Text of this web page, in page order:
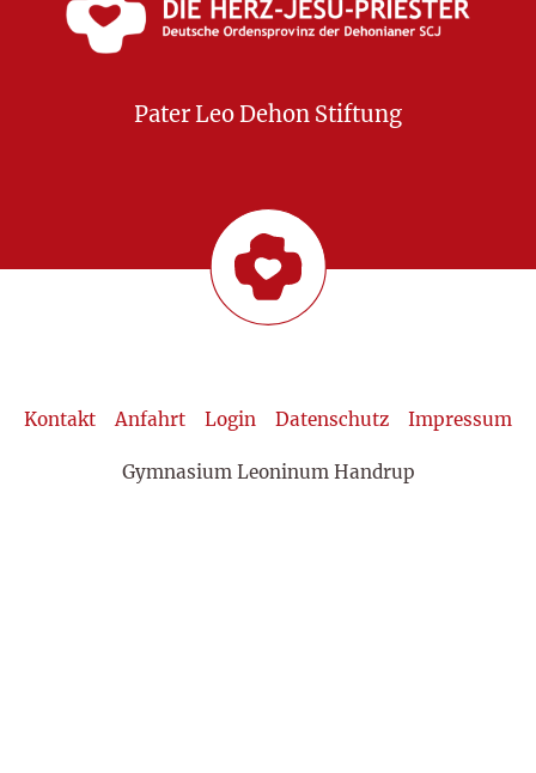
Pater Leo Dehon Stiftung
Kontakt Anfahrt Login Datenschutz Impressum
Gymnasium Leoninum Handrup